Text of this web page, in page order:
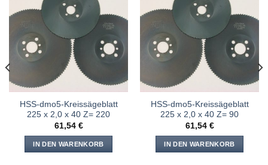
Meine
hinzufügen
HSS-dmo5-Kreissägeblatt
225 x 2,0 x 40 Z= 220
61,54 €
IN DEN WARENKORB
Meine
hinzufügen
HSS-dmo5-Kreissägeblatt
225 x 2,0 x 40 Z= 90
61,54 €
IN DEN WARENKORB